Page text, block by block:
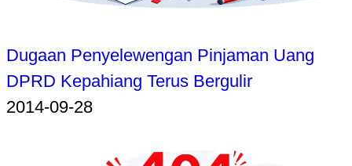
Dugaan Penyelewengan Pinjaman Uang
DPRD Kepahiang Terus Bergulir
2014-09-28